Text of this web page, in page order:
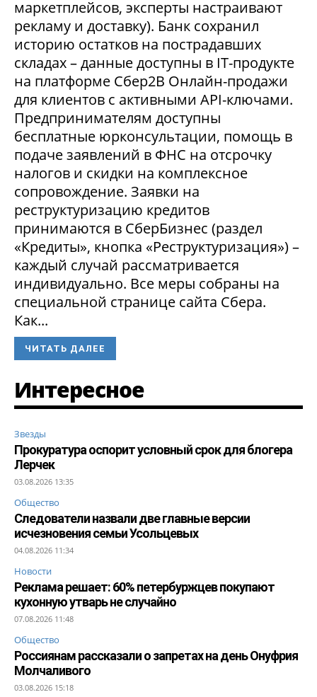
маркетплейсов, эксперты настраивают
рекламу и доставку). Банк сохранил
историю остатков на пострадавших
складах – данные доступны в IT-продукте
на платформе Сбер2В Онлайн-продажи
для клиентов с активными API-ключами.
Предпринимателям доступны
бесплатные юрконсультации, помощь в
подаче заявлений в ФНС на отсрочку
налогов и скидки на комплексное
сопровождение. Заявки на
реструктуризацию кредитов
принимаются в СберБизнес (раздел
«Кредиты», кнопка «Реструктуризация») –
каждый случай рассматривается
индивидуально. Все меры собраны на
специальной странице сайта Сбера.
Как...
ЧИТАТЬ ДАЛЕЕ
Интересное
Звезды
Прокуратура оспорит условный срок для блогера
Лерчек
03.08.2026 13:35
Общество
Следователи назвали две главные версии
исчезновения семьи Усольцевых
04.08.2026 11:34
Новости
Реклама решает: 60% петербуржцев покупают
кухонную утварь не случайно
07.08.2026 11:48
Общество
Россиянам рассказали о запретах на день Онуфрия
Молчаливого
03.08.2026 15:18